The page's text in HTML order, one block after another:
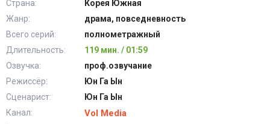
Страна:
Корея Южная
Жанр:
драма, повседневность
Всего серий:
полнометражный
Длительность:
119 мин. / 01:59
Озвучка:
проф.озвучание
Режиссёр:
Юн Га Ын
Сценарист:
Юн Га Ын
Канал:
Vol Media